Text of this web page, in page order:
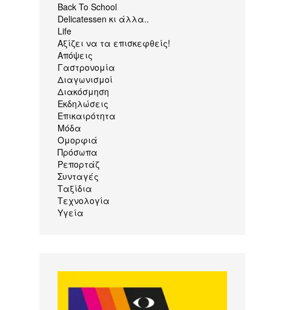
Back To School
Delicatessen κι άλλα..
Life
Αξίζει να τα επισκεφθείς!
Απόψεις
Γαστρονομία
Διαγωνισμοί
Διακόσμηση
Εκδηλώσεις
Επικαιρότητα
Μόδα
Ομορφιά
Πρόσωπα
Ρεπορτάζ
Συνταγές
Ταξίδια
Τεχνολογία
Υγεία